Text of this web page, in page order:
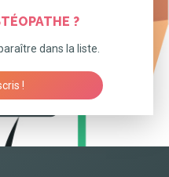
?
dans la liste.
!